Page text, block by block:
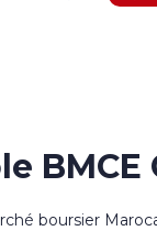
BMCE
boursier